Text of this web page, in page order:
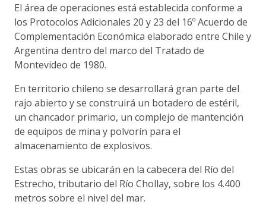
El área de operaciones está establecida conforme a
los Protocolos Adicionales 20 y 23 del 16º Acuerdo de
Complementación Económica elaborado entre Chile y
Argentina dentro del marco del Tratado de
Montevideo de 1980.
En territorio chileno se desarrollará gran parte del
rajo abierto y se construirá un botadero de estéril,
un chancador primario, un complejo de mantención
de equipos de mina y polvorín para el
almacenamiento de explosivos.
Estas obras se ubicarán en la cabecera del Río del
Estrecho, tributario del Río Chollay, sobre los 4.400
metros sobre el nivel del mar.